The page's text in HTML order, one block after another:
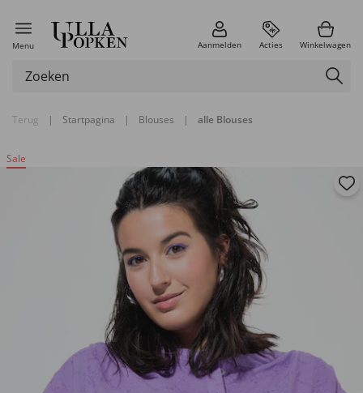
Menu Aanmelden Acties Winkelwagen
Terug | Startpagina | Blouses | alle Blouses
Sale